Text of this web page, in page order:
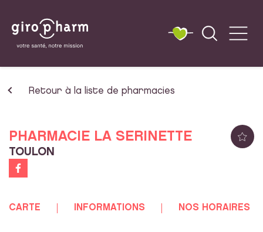
Retour à la liste de pharmacies
PHARMACIE LA SERINETTE
TOULON
CARTE INFORMATIONS NOS HORAIRES